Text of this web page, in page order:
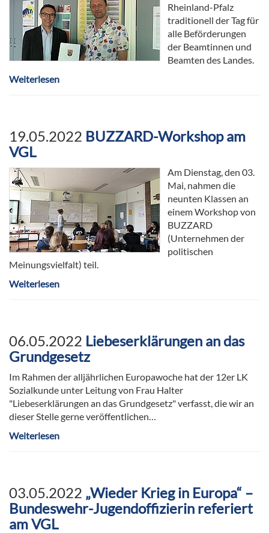
Rheinland-Pfalz
traditionell der Tag für
alle Beförderungen
der Beamtinnen und
Beamten des Landes.
Weiterlesen
19.05.2022 BUZZARD-Workshop am
VGL
Am Dienstag, den 03.
Mai, nahmen die
neunten Klassen an
einem Workshop von
BUZZARD
(Unternehmen der
politischen
Meinungsvielfalt) teil.
Weiterlesen
06.05.2022 Liebeserklärungen an das
Grundgesetz
Im Rahmen der alljährlichen Europawoche hat der 12er LK
Sozialkunde unter Leitung von Frau Halter
"Liebeserklärungen an das Grundgesetz" verfasst, die wir an
dieser Stelle gerne veröffentlichen…
Weiterlesen
03.05.2022 „Wieder Krieg in Europa“ –
Bundeswehr-Jugendoffizierin referiert
am VGL